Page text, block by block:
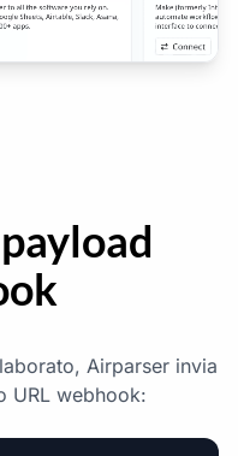
Airparser invia
URL webhook: